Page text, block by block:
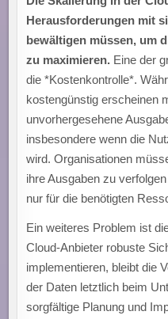
Herausforderungen mit
bewältigen müssen, um
zu maximieren. Eine der
die *Kostenkontrolle*.
kostengünstig erscheinen
unvorhergesehene
insbesondere wenn die
wird. Organisationen
ihre Ausgaben zu
nur für die benötigten
Ein weiteres Problem ist
Cloud-Anbieter robuste
implementieren, bleibt die
der Daten letztlich beim
sorgfältige Planung und